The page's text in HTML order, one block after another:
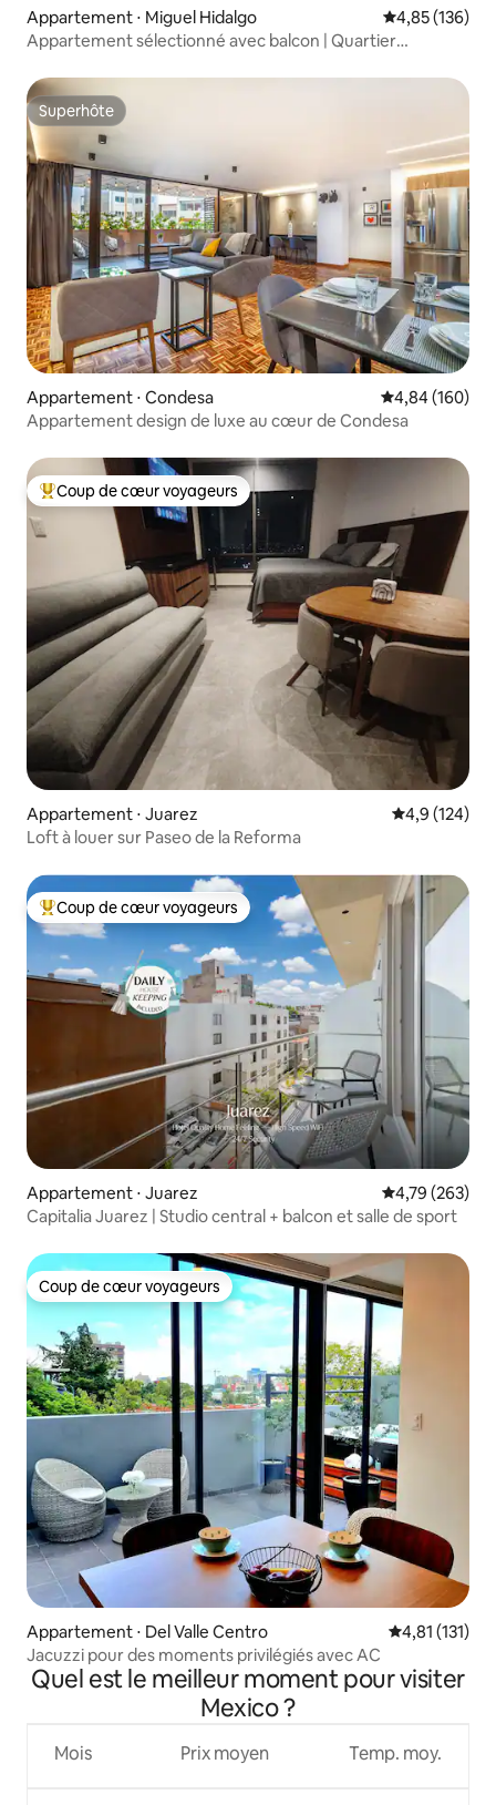
Appartement ⋅ Miguel Hidalgo Évaluation
4,85 (136)
Appartement sélectionné avec balcon | Quartier
Superhôte
Superhôte
Appartement ⋅ Condesa Évaluation
4,84 (160)
Appartement design de luxe au cœur de Condesa
Coups de cœur voyageurs les plus appréciés
Coup de cœur voyageurs
Appartement ⋅ Juarez Évaluation
4,9 (124)
Loft à louer sur Paseo de la Reforma
Coups de cœur voyageurs les plus appréciés
Coup de cœur voyageurs
Appartement ⋅ Juarez Évaluation
4,79 (263)
Capitalia Juarez | Studio central + balcon et salle de sport
Coup de cœur voyageurs
Coup de cœur voyageurs
Appartement ⋅ Del Valle Centro Évaluation
4,81 (131)
Jacuzzi pour des moments privilégiés avec AC
Quel est le meilleur moment pour visiter
Mexico ?
Mois Prix moyen Temp. moy.